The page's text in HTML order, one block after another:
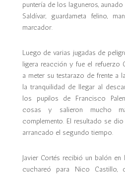
puntería de los laguneros,
Saldívar, guardameta felino,
marcador.
Luego de varias jugadas de
ligera reacción y fue el refuerzo
a meter su testarazo de frente a
la tranquilidad de llegar al
los pupilos de Francisco
cosas y salieron mucho
complemento. El resultado se
arrancado el segundo tiempo.
Javier Cortés recibió un balón
cuchareó para Nico